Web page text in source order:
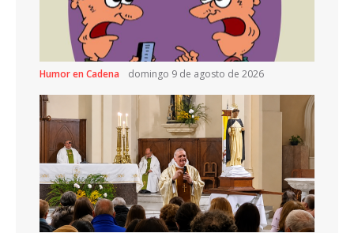
Humor en Cadena domingo 9 de agosto de 2026